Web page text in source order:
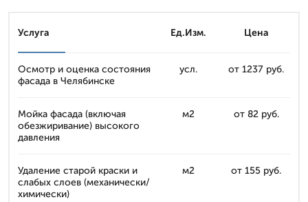
Услуга Ед.Изм. Цена
Осмотр и оценка состояния
фасада в Челябинске
усл. от 1237 руб.
Мойка фасада (включая
обезжиривание) высокого
давления
м2 от 82 руб.
Удаление старой краски и
слабых слоев (механически/
химически)
м2 от 155 руб.